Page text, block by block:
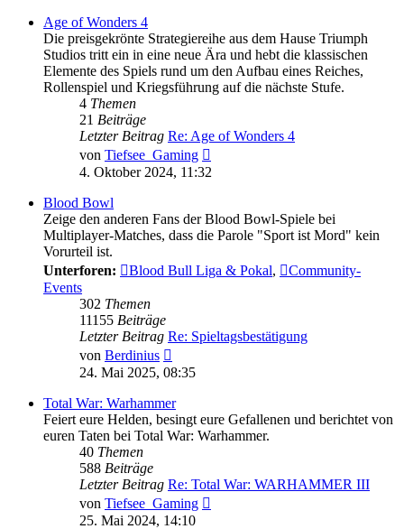
Age of Wonders 4
Die preisgekrönte Strategiereihe aus dem Hause Triumph
Studios tritt ein in eine neue Ära und hebt die klassischen
Elemente des Spiels rund um den Aufbau eines Reiches,
Rollenspiel und Kriegsführung auf die nächste Stufe.
4 Themen
21 Beiträge
Letzter Beitrag Re: Age of Wonders 4
von Tiefsee_Gaming
Beitrag
4. Oktober 2024, 11:32
Blood Bowl
Zeige den anderen Fans der Blood Bowl-Spiele bei
Multiplayer-Matches, dass die Parole "Sport ist Mord" kein
Vorurteil ist.
Unterforen:
Blood Bull Liga & Pokal,
Community-
Events
302 Themen
11155 Beiträge
Letzter Beitrag Re: Spieltagsbestätigung
von Berdinius
Beitrag
24. Mai 2025, 08:35
Total War: Warhammer
Feiert eure Helden, besingt eure Gefallenen und berichtet von
euren Taten bei Total War: Warhammer.
40 Themen
588 Beiträge
Letzter Beitrag Re: Total War: WARHAMMER III
von Tiefsee_Gaming
25. Mai 2024, 14:10